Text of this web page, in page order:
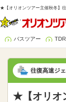
★【オリオンツアー主催秋冬】
バスツアー
往復高速ジ
★【オリオ